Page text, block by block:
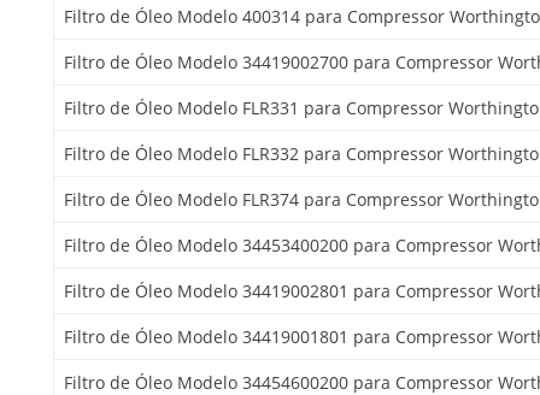
Filtro de Óleo Modelo 400314 para Compressor
Filtro de Óleo Modelo 34419002700 para Compressor
Filtro de Óleo Modelo FLR331 para Compressor
Filtro de Óleo Modelo FLR332 para Compressor
Filtro de Óleo Modelo FLR374 para Compressor
Filtro de Óleo Modelo 34453400200 para Compressor
Filtro de Óleo Modelo 34419002801 para Compressor
Filtro de Óleo Modelo 34419001801 para Compressor
Filtro de Óleo Modelo 34454600200 para Compressor